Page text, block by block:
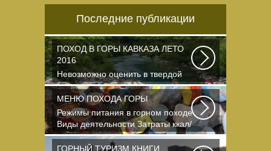
Последние публикации
ПОХОД В ГОРЫ КАВКАЗА ЛЕТО
2016
Невозможно оценить в твердой
валюте то ощущение свободы и
вневременности...
МЕНЮ ПОХОДА ГОРЫ
Режимы питания в горном походе
Виды деятельности Затраты ккал/
час жен (55+15)...
ГОРНЫЙ ТУРИЗМ КНИГИ